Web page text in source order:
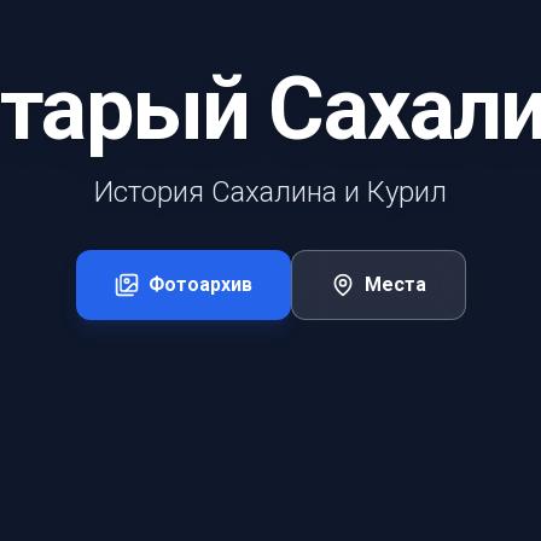
История Сахалина и Курил
Фотоархив Места